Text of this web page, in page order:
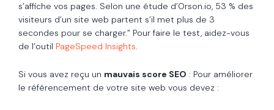
s’affiche vos pages. Selon une étude d’Orson.io, 53 % des
visiteurs d’un site web partent s’il met plus de 3
secondes pour se charger.” Pour faire le test, aidez-vous
de l’outil PageSpeed Insights.
Si vous avez reçu un mauvais score SEO : Pour améliorer
le référencement de votre site web vous devez :